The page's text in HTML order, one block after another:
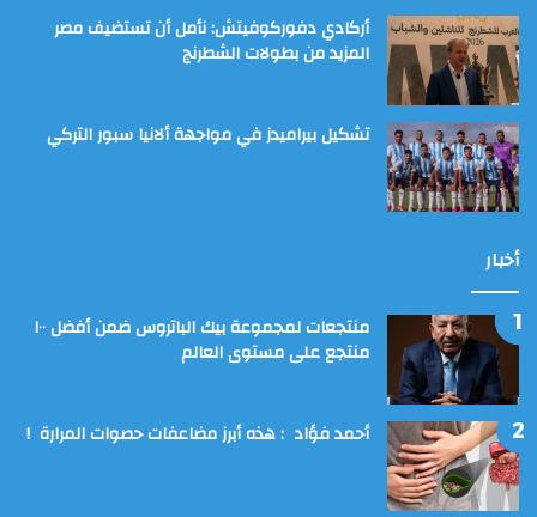
أركادي دفوركوفيتش: نأمل أن تستضيف مصر
المزيد من بطولات الشطرنج
تشكيل بيراميدز في مواجهة ألانيا سبور التركي
أخبار
منتجعات لمجموعة بيك الباتروس ضمن أفضل ١٠٠
منتجع على مستوى العالم
أحمد فؤاد : هذه أبرز مضاعفات حصوات المرارة !